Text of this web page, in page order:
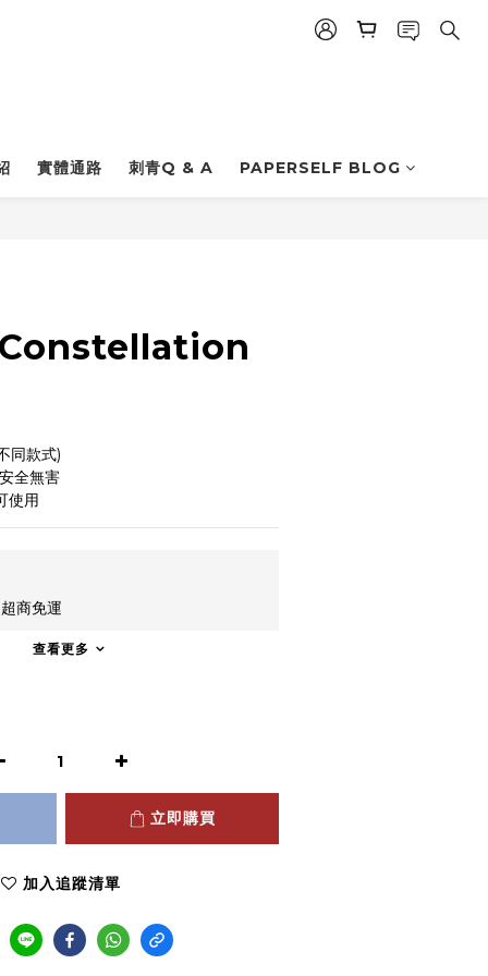
實體通路 刺青Q & A PAPERSELF BLOG
Constellation
同款式)
全無害
使用
商免運
查看更多
立即購買
加入追蹤清單